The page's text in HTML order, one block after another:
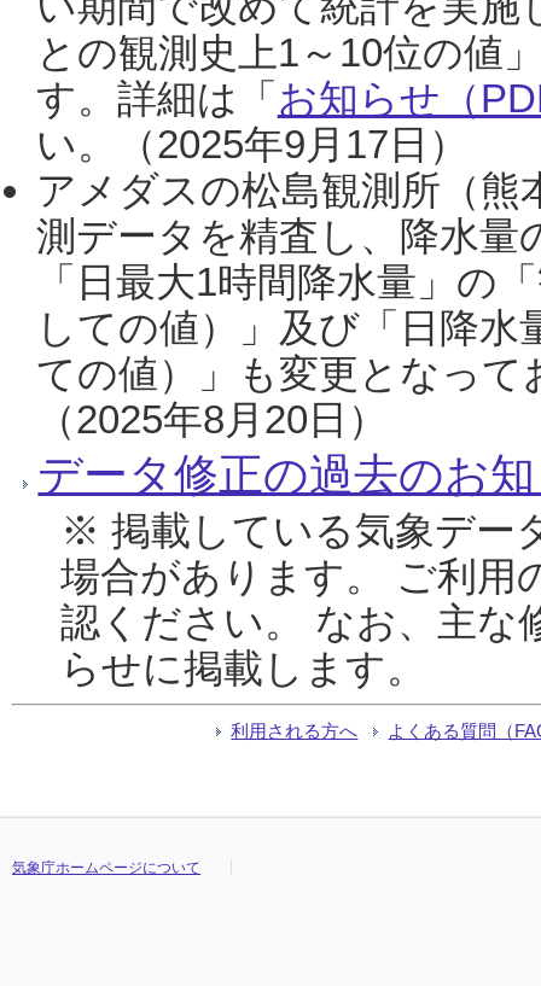
との観測史上1～10位の値
す。詳細は「 お知らせ（
い。（2025年9月17日）
アメダスの松島観測所（熊
測データを精査し、降水
「日最大1時間降水量」の
しての値）」及び「日降
ての値）」も変更となっ
（2025年8月20日）
データ修正の過去のお
※ 掲載している気象デー
場合があります。 ご利用
認ください。 なお、主な
らせに掲載します。
利用される方へ よくある質問（
気象庁ホームページについて